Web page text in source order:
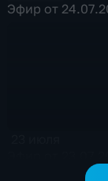
Эфир от